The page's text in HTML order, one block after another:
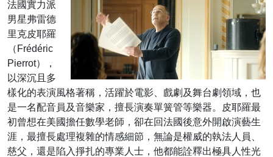
法國實力派
男星弗雷德
里克皮耶羅
（Frédéric
Pierrot），
以深沉且多
樣化的表演風格著稱，活躍於電影、戲劇及舞台劇領域，也
是一名配音員及音樂家，擅長演奏單簧管等樂器。皮耶羅最
初曾想在美國擔任數學老師，卻在回法國後意外開啟演藝生
涯，最擅長處理複雜的情感細節，無論是權威的執法人員、
慈父，還是陷入掙扎的專業人士，他都能詮釋出極具人性光